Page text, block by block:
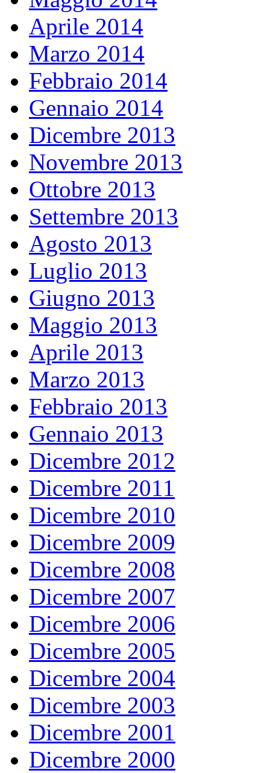
Aprile 2014
Marzo 2014
Febbraio 2014
Gennaio 2014
Dicembre 2013
Novembre 2013
Ottobre 2013
Settembre 2013
Agosto 2013
Luglio 2013
Giugno 2013
Maggio 2013
Aprile 2013
Marzo 2013
Febbraio 2013
Gennaio 2013
Dicembre 2012
Dicembre 2011
Dicembre 2010
Dicembre 2009
Dicembre 2008
Dicembre 2007
Dicembre 2006
Dicembre 2005
Dicembre 2004
Dicembre 2003
Dicembre 2001
Dicembre 2000